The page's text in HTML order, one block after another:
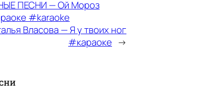
ПЕСНИ — Ой Мороз
#karaoke
Власова — Я у твоих ног
#караоке →